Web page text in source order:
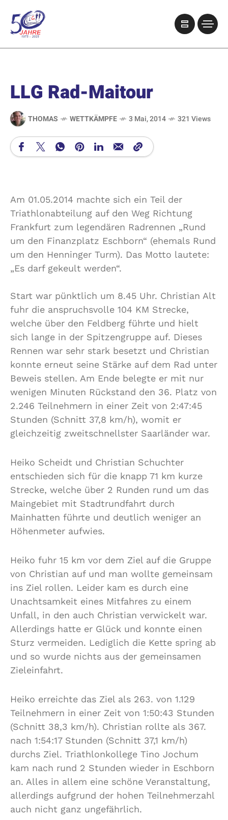
LLG Rad-Maitour
THOMAS WETTKÄMPFE 3 Mai, 2014 321 Views
Am 01.05.2014 machte sich ein Teil der
Triathlonabteilung auf den Weg Richtung
Frankfurt zum legendären Radrennen „Rund
um den Finanzplatz Eschborn“ (ehemals Rund
um den Henninger Turm). Das Motto lautete:
„Es darf gekeult werden“.
Start war pünktlich um 8.45 Uhr. Christian Alt
fuhr die anspruchsvolle 104 KM Strecke,
welche über den Feldberg führte und hielt
sich lange in der Spitzengruppe auf. Dieses
Rennen war sehr stark besetzt und Christian
konnte erneut seine Stärke auf dem Rad unter
Beweis stellen. Am Ende belegte er mit nur
wenigen Minuten Rückstand den 36. Platz von
2.246 Teilnehmern in einer Zeit von 2:47:45
Stunden (Schnitt 37,8 km/h), womit er
gleichzeitig zweitschnellster Saarländer war.
Heiko Scheidt und Christian Schuchter
entschieden sich für die knapp 71 km kurze
Strecke, welche über 2 Runden rund um das
Maingebiet mit Stadtrundfahrt durch
Mainhatten führte und deutlich weniger an
Höhenmeter aufwies.
Heiko fuhr 15 km vor dem Ziel auf die Gruppe
von Christian auf und man wollte gemeinsam
ins Ziel rollen. Leider kam es durch eine
Unachtsamkeit eines Mitfahres zu einem
Unfall, in den auch Christian verwickelt war.
Allerdings hatte er Glück und konnte einen
Sturz vermeiden. Lediglich die Kette spring ab
und so wurde nichts aus der gemeinsamen
Zieleinfahrt.
Heiko erreichte das Ziel als 263. von 1.129
Teilnehmern in einer Zeit von 1:50:43 Stunden
(Schnitt 38,3 km/h). Christian rollte als 367.
nach 1:54:17 Stunden (Schnitt 37,1 km/h)
durchs Ziel. Triathlonkollege Tino Jochum
kam nach rund 2 Stunden wieder in Eschborn
an. Alles in allem eine schöne Veranstaltung,
allerdings aufgrund der hohen Teilnehmerzahl
auch nicht ganz ungefährlich.